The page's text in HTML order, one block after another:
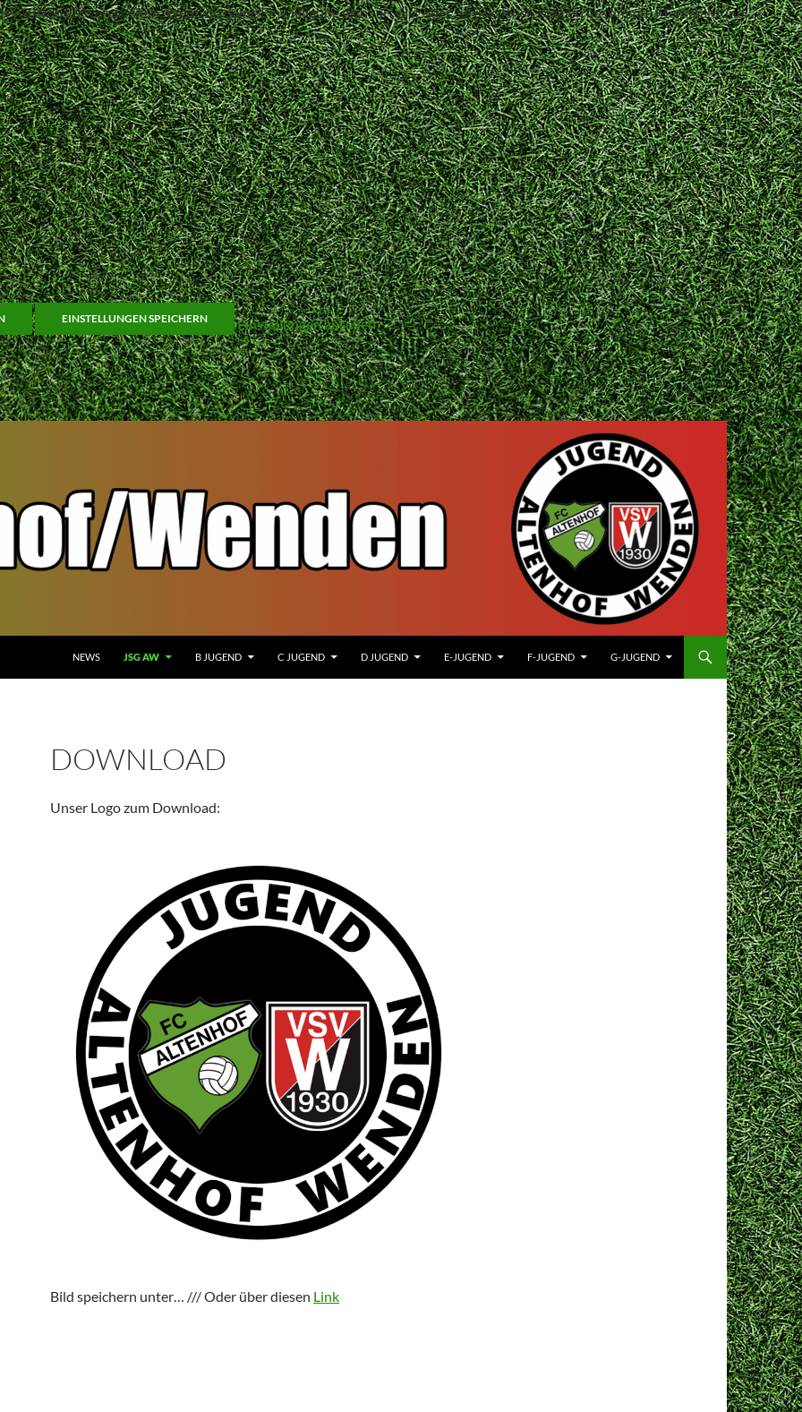
Website verarbeiten. Wenn du deine Einwillligung nicht erteilst oder zurückziehst, können bestimmte Merkmale und
EINSTELLUNGEN SPEICHERN
Einstellungen ansehen
NEWS JSG AW B JUGEND C JUGEND D JUGEND E-JUGEND F-JUGEND G-JUGEND
DOWNLOAD
Unser Logo zum Download:
Bild speichern unter… /// Oder über diesen Link